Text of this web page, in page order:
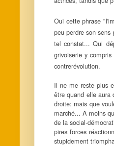
Oui cette phrase
peu perdre son
tel constat... Qui
grivoiserie y
contrerévolution.
Il ne me reste plus
être quand elle aura
droite: mais que
marché... A moins
de la social-
pires forces
stupidement